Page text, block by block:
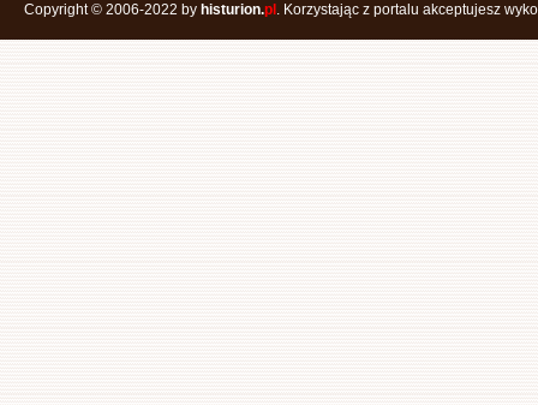
Copyright © 2006-2022 by histurion.pl . Korzystając z portalu akceptujesz